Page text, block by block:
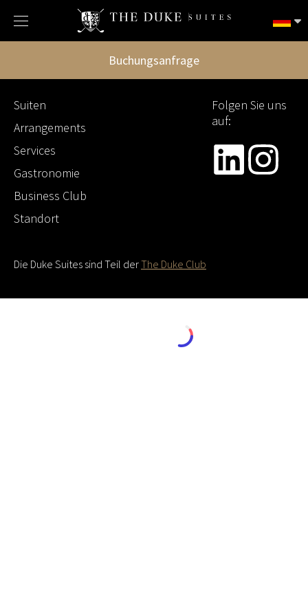
Buchungsanfrage
Allgemeine Geschäftsbedingungen
Suiten
Arrangements
Services
Gastronomie
Business Club
Standort
Folgen Sie uns
auf:
Die Duke Suites sind Teil derThe Duke Club